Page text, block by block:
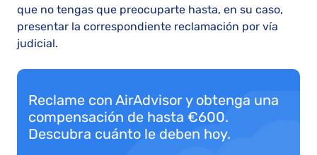
que no tengas que preocuparte hasta, en su caso,
presentar la correspondiente reclamación por vía
judicial.
Reclame con AirAdvisor y obtenga una
compensación de hasta €600.
Descubra cuánto le deben hoy.